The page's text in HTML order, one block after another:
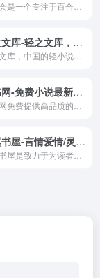
轻之文库-轻之文库，中国的轻小说文库。让我们在二次元的世界里一同创作有趣的故事！定期举办轻小说新人赏，提供APP下载。
快书网-免费小说最新章节在线阅读
粉翼书屋-言情爱情/灵异悬疑小说免费在线阅读